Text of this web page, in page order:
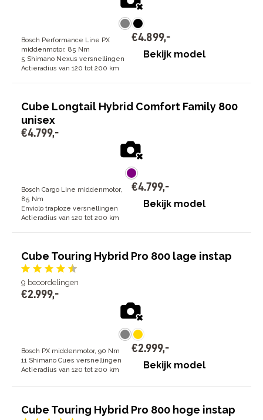
Bosch Performance Line PX
middenmotor, 85 Nm
5 Shimano Nexus versnellingen
Actieradius van 120 tot 200 km
€4.899,-
Bekijk model
Cube Longtail Hybrid Comfort Family 800
unisex
€4.799,-
Bosch Cargo Line middenmotor,
85 Nm
Enviolo traploze versnellingen
Actieradius van 120 tot 200 km
€4.799,-
Bekijk model
Cube Touring Hybrid Pro 800 lage instap
9 beoordelingen
€2.999,-
Bosch PX middenmotor, 90 Nm
11 Shimano Cues versnellingen
Actieradius van 120 tot 200 km
€2.999,-
Bekijk model
Cube Touring Hybrid Pro 800 hoge instap